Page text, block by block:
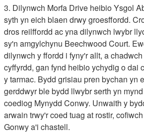
3. Dilynwch Morfa Drive heibio Ysgol
syth yn eich blaen drwy groesffordd.
dros reilffordd ac yna dilynwch lwybr
sy'n amgylchynu Beechwood Court.
dilynwch y ffordd i fyny'r allt, a
cyffyrdd, gan fynd heibio ychydig o dai
y tarmac. Bydd grisiau pren bychan yn
gerddwyr ble bydd llwybr serth yn
coediog Mynydd Conwy. Unwaith y
arwain trwy'r coed tuag at rostir,
Gonwy a'i chastell.